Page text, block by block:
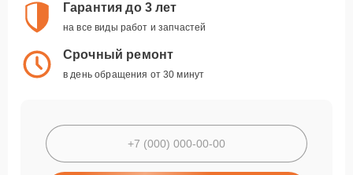
Гарантия до 3 лет
на все виды работ и запчастей
Срочный ремонт
в день обращения от 30 минут